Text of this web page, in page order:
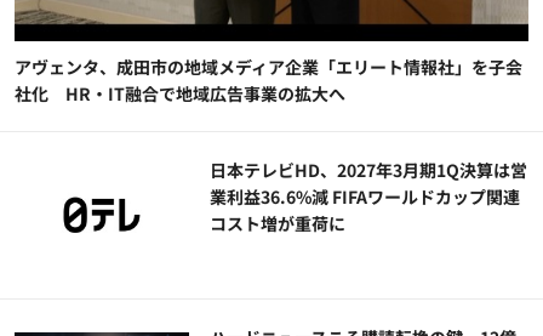
アヴェンタ、成田市の地域メディア企業「エリート情報社」を子会
社化 HR・IT融合で地域広告事業の拡大へ
日本テレビHD、2027年3月期1Q決算は営
業利益36.6%減 FIFAワールドカップ関連
コスト増が重荷に